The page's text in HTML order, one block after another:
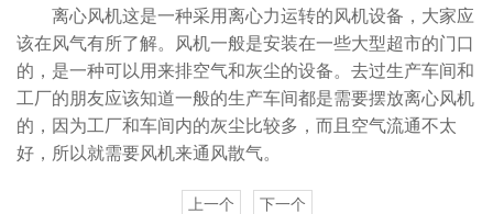
离心风机这是一种采用离心力运转的风机设备，大家应
该在风气有所了解。风机一般是安装在一些大型超市的门口
的，是一种可以用来排空气和灰尘的设备。去过生产车间和
工厂的朋友应该知道一般的生产车间都是需要摆放离心风机
的，因为工厂和车间内的灰尘比较多，而且空气流通不太
好，所以就需要风机来通风散气。
上一个 下一个